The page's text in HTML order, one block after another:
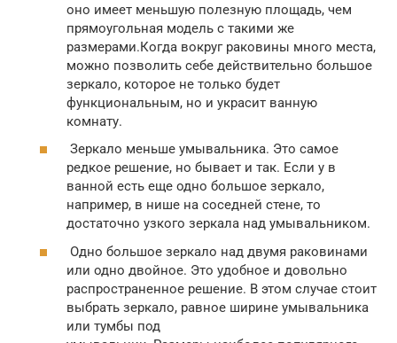
оно имеет меньшую полезную площадь, чем
прямоугольная модель с такими же
размерами.Когда вокруг раковины много места,
можно позволить себе действительно большое
зеркало, которое не только будет
функциональным, но и украсит ванную
комнату.
Зеркало меньше умывальника. Это самое
редкое решение, но бывает и так. Если у в
ванной есть еще одно большое зеркало,
например, в нише на соседней стене, то
достаточно узкого зеркала над умывальником.
Одно большое зеркало над двумя раковинами
или одно двойное. Это удобное и довольно
распространенное решение. В этом случае стоит
выбрать зеркало, равное ширине умывальника
или тумбы под